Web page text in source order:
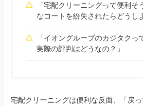
「宅配クリーニングって便利そ
なコートを紛失されたらどうし
「イオングループのカジタクっ
実際の評判はどうなの？」
宅配クリーニングは便利な反面、「戻